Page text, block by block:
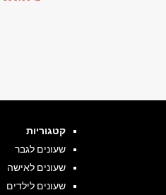
קטגוריות
שעונים לגבר
שעונים לאישה
שעונים לילדים